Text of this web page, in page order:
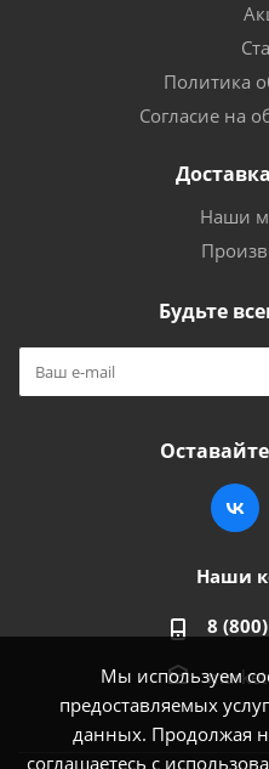
Мы используем
предоставляемых
данных. Продолжая
соглашаетесь с
Политика
Согласие на
Наши
Будьте
Наши
8